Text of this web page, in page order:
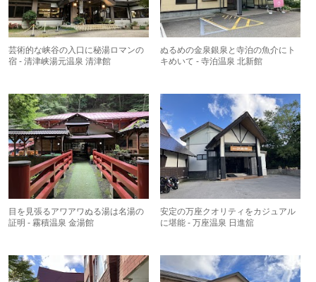
芸術的な峡谷の入口に秘湯ロマンの
宿 - 清津峡湯元温泉 清津館
ぬるめの金泉銀泉と寺泊の魚介にト
キめいて - 寺泊温泉 北新館
目を見張るアワアワぬる湯は名湯の
証明 - 霧積温泉 金湯館
安定の万座クオリティをカジュアル
に堪能 - 万座温泉 日進舘